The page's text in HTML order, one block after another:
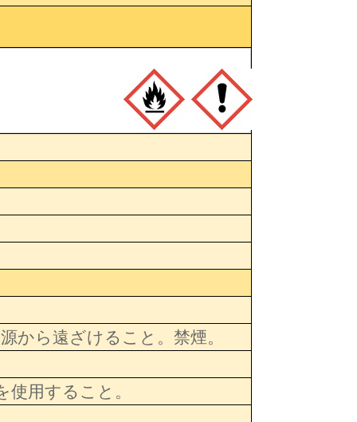
から遠ざけること。禁煙。
使用すること。